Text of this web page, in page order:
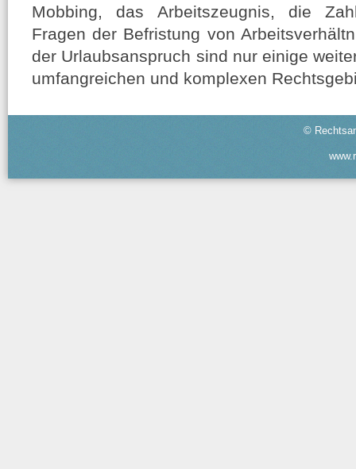
Mobbing, das Arbeitszeugnis, die
Fragen der Befristung von
der Urlaubsanspruch sind nur einige
umfangreichen und komplexen
©